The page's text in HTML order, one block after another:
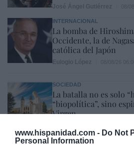
www.hispanidad.com - Do Not
Personal Information
INTERNACIONAL
La bomba de
Occidente, la de
católica del Japón
SOCIEDAD
La batalla no es solo
“biopolítica”, sino
Virgen
SOCIEDAD